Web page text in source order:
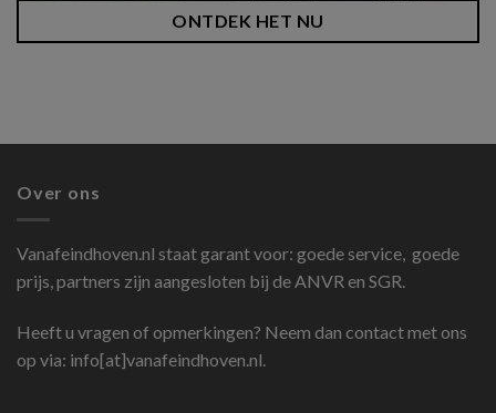
ONTDEK HET NU
Over ons
Vanafeindhoven.nl staat garant voor: goede service, goede
prijs, partners zijn aangesloten bij de ANVR en SGR.
Heeft u vragen of opmerkingen? Neem dan contact met ons
op via: info[at]vanafeindhoven.nl.